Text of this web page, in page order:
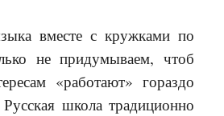
вместе с кружками по
не придумываем, чтоб
«работают» гораздо
школа традиционно